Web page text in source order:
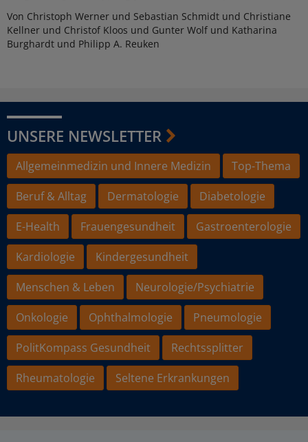
Von Christoph Werner und Sebastian Schmidt und Christiane
Kellner und Christof Kloos und Gunter Wolf und Katharina
Burghardt und Philipp A. Reuken
UNSERE NEWSLETTER
Allgemeinmedizin und Innere Medizin
Top-Thema
Beruf & Alltag
Dermatologie
Diabetologie
E-Health
Frauengesundheit
Gastroenterologie
Kardiologie
Kindergesundheit
Menschen & Leben
Neurologie/Psychiatrie
Onkologie
Ophthalmologie
Pneumologie
PolitKompass Gesundheit
Rechtssplitter
Rheumatologie
Seltene Erkrankungen